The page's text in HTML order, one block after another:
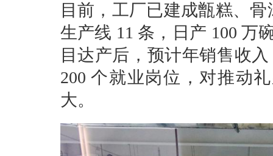
目前，工厂已建成甑糕、
生产线 11 条，日产 100 万
目达产后，预计年销售收
200 个就业岗位，对推动
大。